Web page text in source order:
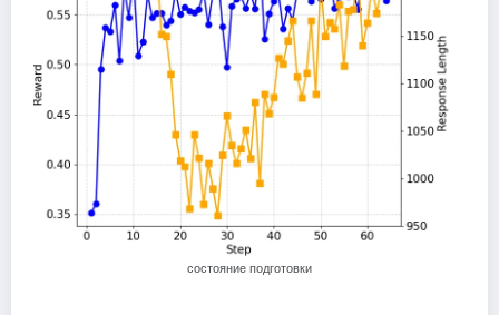
состояние подготовки